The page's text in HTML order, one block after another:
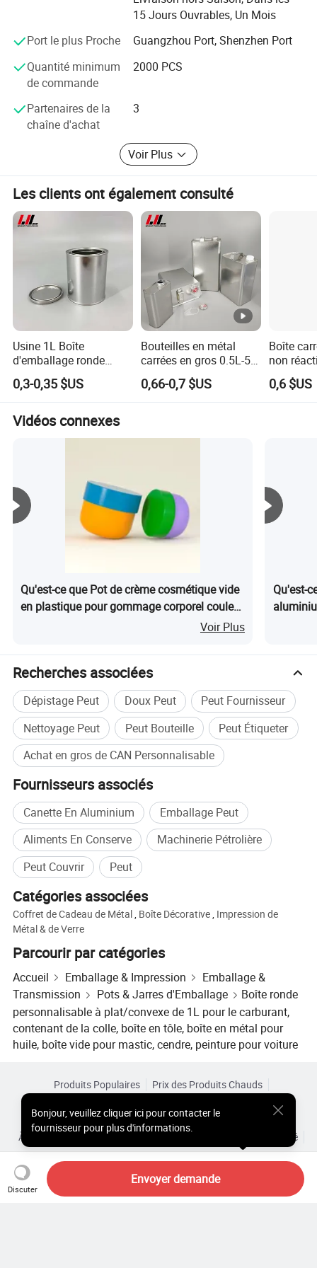
matériaux et processus certifiés au niveau international
afin de garantir que les produits sont écologiques et de
répondre aux normes mondiales.
Runlin Trading est non seulement un fournisseur
d'emballage, mais aussi un partenaire à succès pour les
clients au centre et de fournir des solutions d'emballage
plus innovatrice pour le marché mondial avec notre
expertise et d'enthousiasme.
La vision ministérielle
pour devenir un leader mondial de fabricant de fer blanc à
l'emballage, de créer plus de valeur pour les clients,
15 Jours Ouvrables, Un Mois
Port le plus Proche
Guangzhou Port, Shenzhen Port
Quantité minimum
de commande
2000 PCS
Partenaires de la
chaîne d'achat
3
Voir Plus
Les clients ont également consulté
Usine 1L Boîte
d'emballage ronde
personnalisable pour
putty, boîte à bougies,
conteneur de colle,
boîte en tôle, boîte pour
huile moteur, boîte en
0,3-0,35 $US
Bouteilles en métal
carrées en gros 0.5L-5L
Boîtes en tôle
rectangulaires utilisées
pour l'huile comestible,
0,66-0,7 $US
Boîte
non
pour le
chimique
0,6 $US
Vidéos connexes
Qu'est-ce que Pot de crème cosmétique vide
en plastique pour gommage corporel couleur
personnalisée produits de soin de la peau
Voir Plus
Qu'est-
Recherches associées
Dépistage Peut Doux Peut
Peut Fournisseur
Nettoyage Peut
Peut Bouteille
Peut Étiqueter
Achat en gros de CAN Personnalisable
Fournisseurs associés
Canette En Aluminium
Emballage Peut
Aliments En Conserve
Machinerie Pétrolière
Peut Couvrir
Peut
Catégories associées
Coffret de Cadeau de Métal, Boîte Décorative, Impression de
Métal & de Verre
Parcourir par catégories
Accueil Emballage & Impression
Emballage &
Transmission
Pots & Jarres d'Emballage
Boîte ronde
personnalisable à plat/convexe de 1L pour le carburant,
contenant de la colle, boîte en tôle, boîte en métal pour
huile, boîte vide pour mastic, cendre, peinture pour voiture
Discuter
Envoyer demande
Bonjour,veuillez cliquer ici pour contacter le
fournisseur pour plus d'informations.
Produits Populaires
Prix des Produits Chauds
Aperçus
À Propos de
Accord d’Utilisateur
Politique de Confidentialité
Contact
Copyright © 2026 Focus Technology Co., Ltd. All Rights Reserved